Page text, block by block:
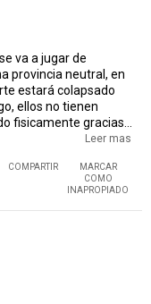
va a jugar de
provincia neutral, en
estará colapsado
ellos no tienen
fisicamente gracias
cuartos y semi
el equipo llega
a tener que planificar
Leer mas
COMPARTIR
MARCAR
COMO
INAPROPIADO